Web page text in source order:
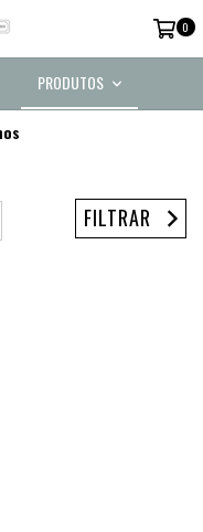
0
PRODUTOS
FILTRAR